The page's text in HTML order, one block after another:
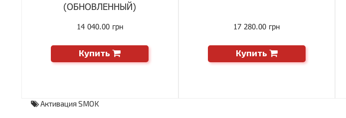
(ОБНОВЛЕННЫЙ)
14 040.00 грн
Купить
17 280.00 грн
Купить
Активация SMOK